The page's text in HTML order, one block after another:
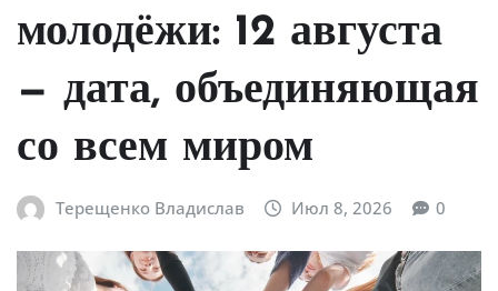
молодёжи: 12 августа
— дата, объединяющая
со всем миром
Терещенко Владислав Июл 8, 2026 0